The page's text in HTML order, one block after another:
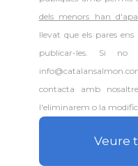
dels menors han
llevat que els pares
publicar-les. Si no
contacta amb
l'eliminarem o la
Veure